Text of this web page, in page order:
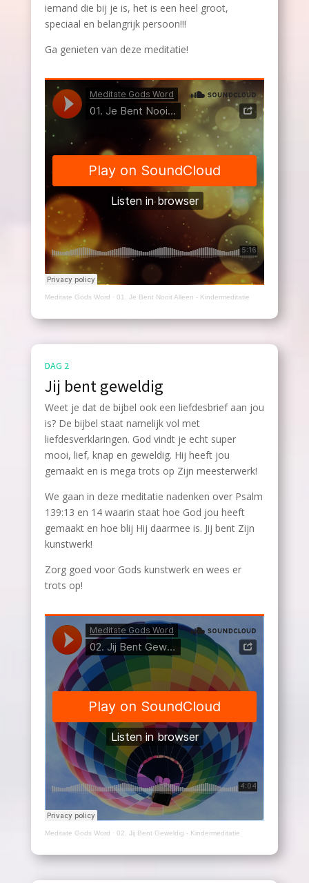
iemand die bij je is, het is een heel groot,
speciaal en belangrijk persoon!!!
Ga genieten van deze meditatie!
Meditate Gods Word · 01. Je Bent Nooit Alleen - Kindermeditatie
DAG 2
Jij bent geweldig
Weet je dat de bijbel ook een liefdesbrief aan jou
is? De bijbel staat namelijk vol met
liefdesverklaringen. God vindt je echt super
mooi, lief, knap en geweldig. Hij heeft jou
gemaakt en is mega trots op Zijn meesterwerk!
We gaan in deze meditatie nadenken over Psalm
139:13 en 14 waarin staat hoe God jou heeft
gemaakt en hoe blij Hij daarmee is. Jij bent Zijn
kunstwerk!
Zorg goed voor Gods kunstwerk en wees er
trots op!
Meditate Gods Word · 02. Jij Bent Geweldig - Kindermeditatie